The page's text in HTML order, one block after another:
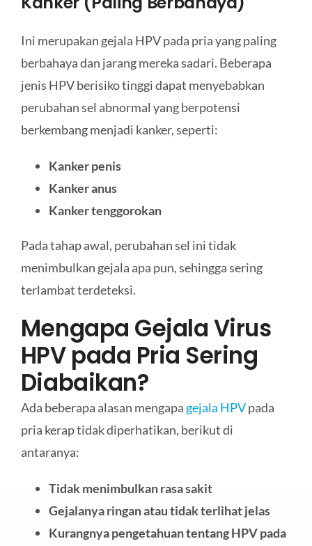
Ini merupakan gejala HPV pada pria yang paling
berbahaya dan jarang mereka sadari. Beberapa
jenis HPV berisiko tinggi dapat menyebabkan
perubahan sel abnormal yang berpotensi
berkembang menjadi kanker, seperti:
Kanker penis
Kanker anus
Kanker tenggorokan
Pada tahap awal, perubahan sel ini tidak
menimbulkan gejala apa pun, sehingga sering
terlambat terdeteksi.
Mengapa Gejala Virus
HPV pada Pria Sering
Diabaikan?
Ada beberapa alasan mengapa gejala HPVpada
pria kerap tidak diperhatikan, berikut di
antaranya:
Tidak menimbulkan rasa sakit
Gejalanya ringan atau tidak terlihat jelas
Kurangnya pengetahuan tentang HPV pada